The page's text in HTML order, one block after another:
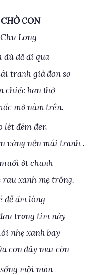
CON
Long
dù đã đi qua
tranh già đơn sơ
chiếc ban thờ
mờ nằm trên.
lét đêm đen
vàng nền mái tranh .
ớt chanh
xanh mẹ trồng.
để ấm lòng
trong tim này
nhẹ xanh bay
con đây mãi còn
mỏi mòn